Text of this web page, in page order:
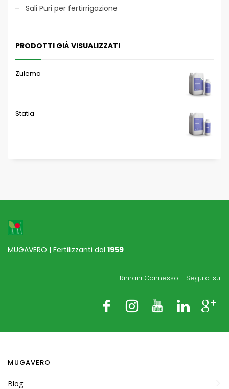
Sali Puri per fertirrigazione
PRODOTTI GIÀ VISUALIZZATI
Zulema
Statia
MUGAVERO | Fertilizzanti dal 1959
Rimani Connesso - Seguici su:
MUGAVERO
Blog